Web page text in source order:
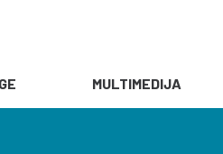
MULTIMEDIJA